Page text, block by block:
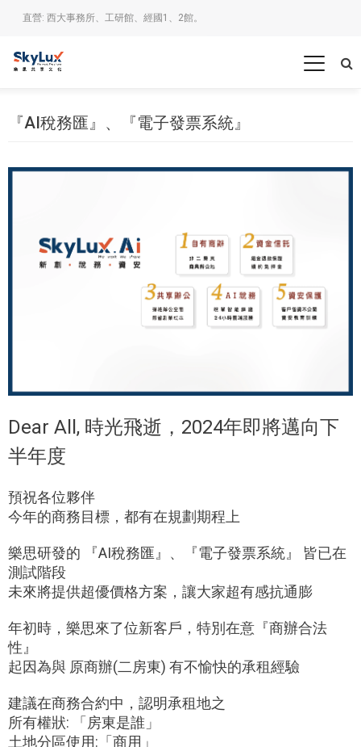
直營: 西大事務所、工研館、經國1、2館。
『AI稅務匯』、『電子發票系統』
Dear All, 時光飛逝，2024年即將邁向下
半年度
預祝各位夥伴
今年的商務目標，都有在規劃期程上
樂思研發的 『AI稅務匯』、『電子發票系統』 皆已在
測試階段
未來將提供超優價格方案，讓大家超有感抗通膨
年初時，樂思來了位新客戶，特別在意『商辦合法
性』
起因為與 原商辦(二房東) 有不愉快的承租經驗
建議在商務合約中，認明承租地之
所有權狀: 「房東是誰」
土地分區使用:「商用」